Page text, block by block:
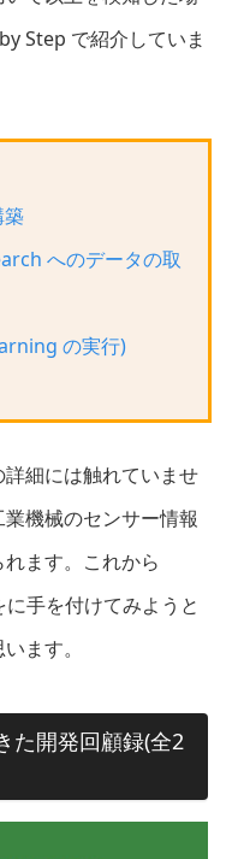
Step で紹介していま
築
へのデータの取
の実行)
細には触れていませ
機械のセンサー情報
ます。これから
手を付けてみようと
ます。
た開発回顧録(全2